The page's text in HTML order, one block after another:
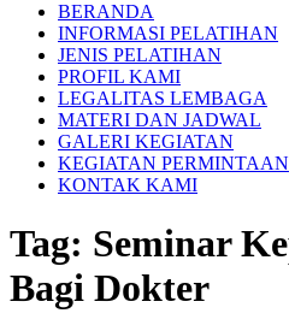
BERANDA
INFORMASI PELATIHAN
JENIS PELATIHAN
PROFIL KAMI
LEGALITAS LEMBAGA
MATERI DAN JADWAL
GALERI KEGIATAN
KEGIATAN PERMINTAAN
KONTAK KAMI
Tag: Seminar
Bagi Dokter